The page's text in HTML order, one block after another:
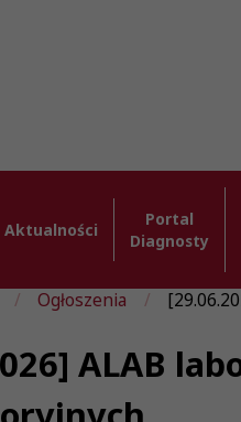
Aktualności
Portal
Diagnosty
Ogłoszenia
ALAB